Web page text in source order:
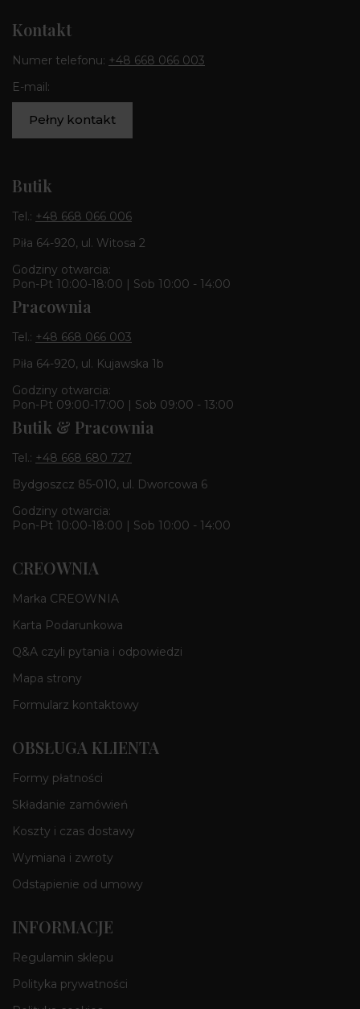
Kontakt
Numer telefonu: +48 668 066 003
E-mail:
Pełny kontakt
Butik
Tel.: +48 668 066 006
Piła 64-920, ul. Witosa 2
Godziny otwarcia:
Pon-Pt 10:00-18:00 | Sob 10:00 - 14:00
Pracownia
Tel.: +48 668 066 003
Piła 64-920, ul. Kujawska 1b
Godziny otwarcia:
Pon-Pt 09:00-17:00 | Sob 09:00 - 13:00
Butik & Pracownia
Tel.: +48 668 680 727
Bydgoszcz 85-010, ul. Dworcowa 6
Godziny otwarcia:
Pon-Pt 10:00-18:00 | Sob 10:00 - 14:00
CREOWNIA
Marka CREOWNIA
Karta Podarunkowa
Q&A czyli pytania i odpowiedzi
Mapa strony
Formularz kontaktowy
OBSŁUGA KLIENTA
Formy płatności
Składanie zamówień
Koszty i czas dostawy
Wymiana i zwroty
Odstąpienie od umowy
INFORMACJE
Regulamin sklepu
Polityka prywatności